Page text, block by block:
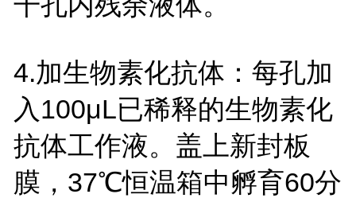
4.加生物素化抗体：每孔加
入 100μL已稀释的生物素化
抗体工作液。盖上新封板
膜， 37℃恒温箱中孵育60分